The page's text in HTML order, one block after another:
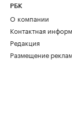
РБК
О компании
Контактная
Редакция
Размещение